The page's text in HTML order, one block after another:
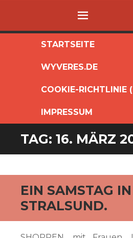
MENÜ
SPRINGEN
STARTSEITE
WYVERES.DE
COOKIE-RICHTLINIE
IMPRESSUM
TAG: 16. MÄRZ
EIN SAMSTAG IN
STRALSUND.